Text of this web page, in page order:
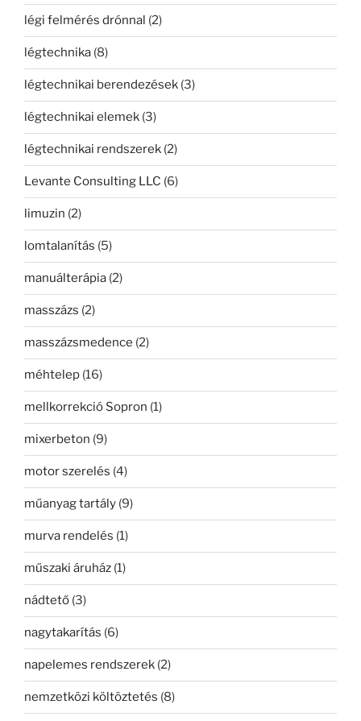
légi felmérés drónnal (2)
légtechnika (8)
légtechnikai berendezések (3)
légtechnikai elemek (3)
légtechnikai rendszerek (2)
Levante Consulting LLC (6)
limuzin (2)
lomtalanítás (5)
manuálterápia (2)
masszázs (2)
masszázsmedence (2)
méhtelep (16)
mellkorrekció Sopron (1)
mixerbeton (9)
motor szerelés (4)
műanyag tartály (9)
murva rendelés (1)
műszaki áruház (1)
nádtető (3)
nagytakarítás (6)
napelemes rendszerek (2)
nemzetközi költöztetés (8)